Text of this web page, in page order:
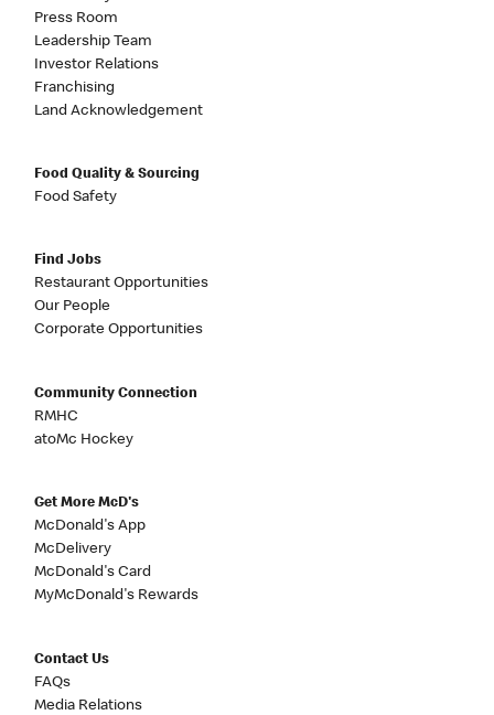
Press Room
Leadership Team
Investor Relations
Franchising
Land Acknowledgement
Food Quality & Sourcing
Food Safety
Find Jobs
Restaurant Opportunities
Our People
Corporate Opportunities
Community Connection
RMHC
atoMc Hockey
Get More McD's
McDonald's App
McDelivery
McDonald's Card
MyMcDonald's Rewards
Contact Us
FAQs
Media Relations